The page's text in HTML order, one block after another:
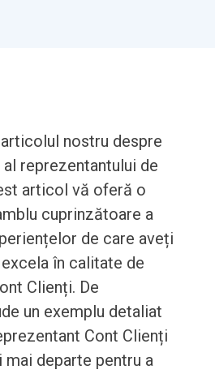
nostru despre
reprezentantului de
articol vă oferă o
cuprinzătoare a
de care aveți
în calitate de
Clienți. De
un exemplu detaliat
Cont Clienți
departe pentru a